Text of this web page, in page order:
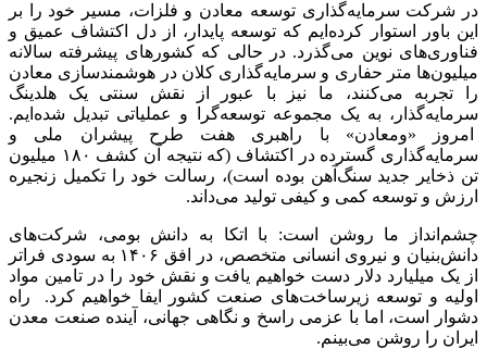
در شرکت سرمایه‌گذاری توسعه معادن و فلزات، مسیر خود را بر
این باور استوار کرده‌ایم که توسعه پایدار، از دل اکتشاف عمیق و
فناوری‌های نوین می‌گذرد. در حالی که کشورهای پیشرفته سالانه
میلیون‌ها متر حفاری و سرمایه‌گذاری کلان در هوشمندسازی معادن
را تجربه می‌کنند، ما نیز با عبور از نقش سنتی یک هلدینگ
سرمایه‌گذار، به یک مجموعه توسعه‌گرا و عملیاتی تبدیل شده‌ایم.
امروز «ومعادن» با راهبری هفت طرح پیشران ملی و
سرمایه‌گذاری گسترده در اکتشاف (که نتیجه آن کشف ۱۸۰ میلیون
تن ذخایر جدید سنگ‌آهن بوده است)، رسالت خود را تکمیل زنجیره
ارزش و توسعه کمی و کیفی تولید می‌داند.
چشم‌انداز ما روشن است: با اتکا به دانش بومی، شرکت‌های
دانش‌بنیان و نیروی انسانی متخصص، در افق ۱۴۰۶ به سودی فراتر
از یک میلیارد دلار دست خواهیم یافت و نقش خود را در تامین مواد
اولیه و توسعه زیرساخت‌های صنعت کشور ایفا خواهیم کرد. راه
دشوار است، اما با عزمی راسخ و نگاهی جهانی، آینده صنعت معدن
ایران را روشن می‌بینم.